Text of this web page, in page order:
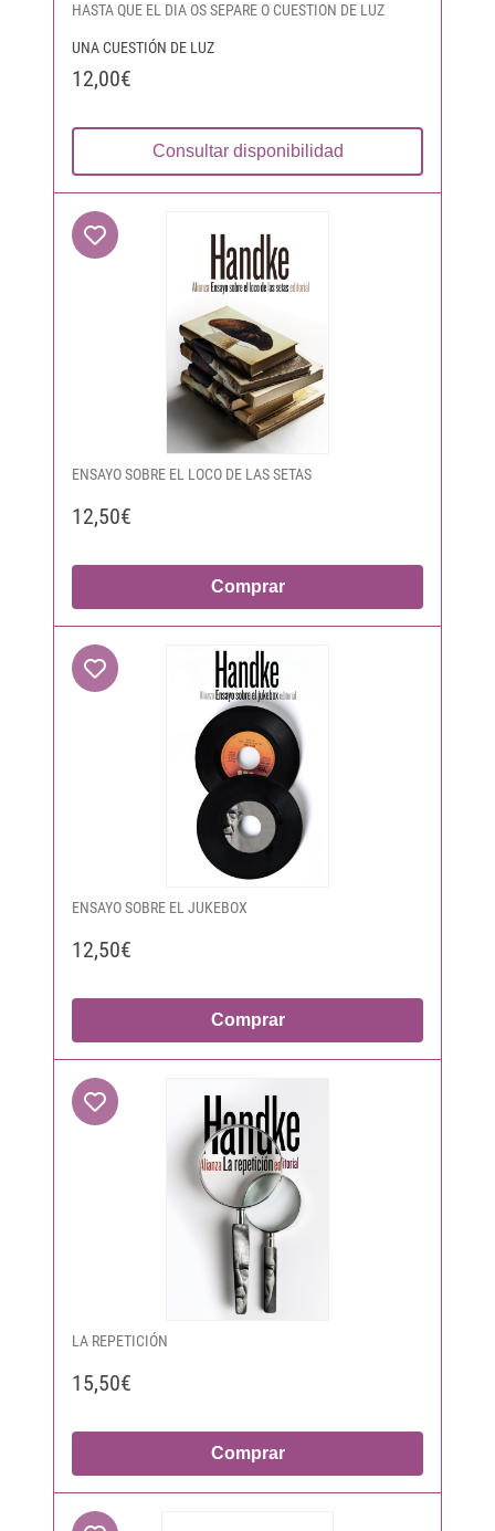
HASTA QUE EL DIA OS SEPARE O CUESTION DE LUZ
UNA CUESTIÓN DE LUZ
12,00€
Consultar disponibilidad
ENSAYO SOBRE EL LOCO DE LAS SETAS
12,50€
Comprar
ENSAYO SOBRE EL JUKEBOX
12,50€
Comprar
LA REPETICIÓN
15,50€
Comprar